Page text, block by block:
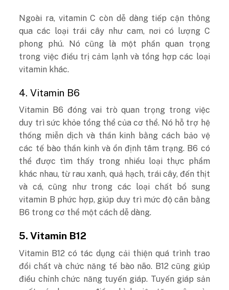
Ngoài ra, vitamin C còn dễ dàng tiếp cận thông
qua các loại trái cây như cam, nơi có lượng C
phong phú. Nó cũng là một phần quan trọng
trong việc điều trị cảm lạnh và tổng hợp các loại
vitamin khác.
4. Vitamin B6
Vitamin B6 đóng vai trò quan trọng trong việc
duy trì sức khỏe tổng thể của cơ thể. Nó hỗ trợ hệ
thống miễn dịch và thần kinh bằng cách bảo vệ
các tế bào thần kinh và ổn định tâm trạng. B6 có
thể được tìm thấy trong nhiều loại thực phẩm
khác nhau, từ rau xanh, quả hạch, trái cây, đến thịt
và cá, cũng như trong các loại chất bổ sung
vitamin B phức hợp, giúp duy trì mức độ cân bằng
B6 trong cơ thể một cách dễ dàng.
5. Vitamin B12
Vitamin B12 có tác dụng cải thiện quá trình trao
đổi chất và chức năng tế bào não. B12 cũng giúp
điều chỉnh chức năng tuyến giáp. Tuyến giáp sản